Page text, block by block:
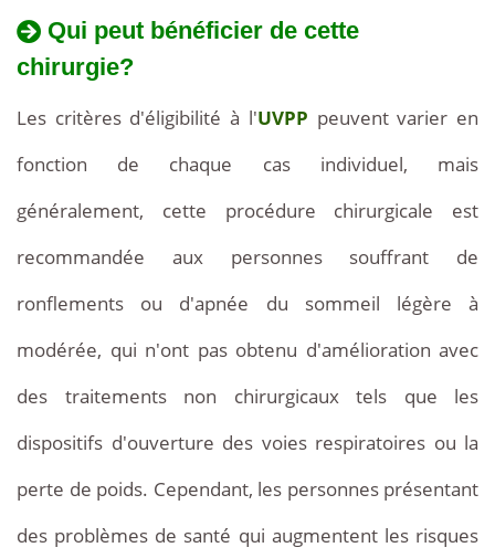
Qui peut bénéficier de cette
chirurgie?
Les critères d'éligibilité à l'UVPP peuvent varier en
fonction de chaque cas individuel, mais
généralement, cette procédure chirurgicale est
recommandée aux personnes souffrant de
ronflements ou d'apnée du sommeil légère à
modérée, qui n'ont pas obtenu d'amélioration avec
des traitements non chirurgicaux tels que les
dispositifs d'ouverture des voies respiratoires ou la
perte de poids. Cependant, les personnes présentant
des problèmes de santé qui augmentent les risques